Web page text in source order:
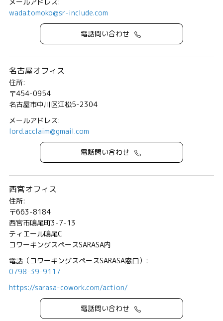
wada.tomoko@sr-include.com
電話問い合わせ
名古屋オフィス
住所:
〒454-0954
名古屋市中川区江松5-2304
メールアドレス:
lord.acclaim@gmail.com
電話問い合わせ
西宮オフィス
住所:
〒663-8184
西宮市鳴尾町3-7-13
ティエール鳴尾C
コワーキングスペースSARASA内
電話（コワーキングスペースSARASA窓口）:
0798-39-9117
https://sarasa-cowork.com/action/
電話問い合わせ